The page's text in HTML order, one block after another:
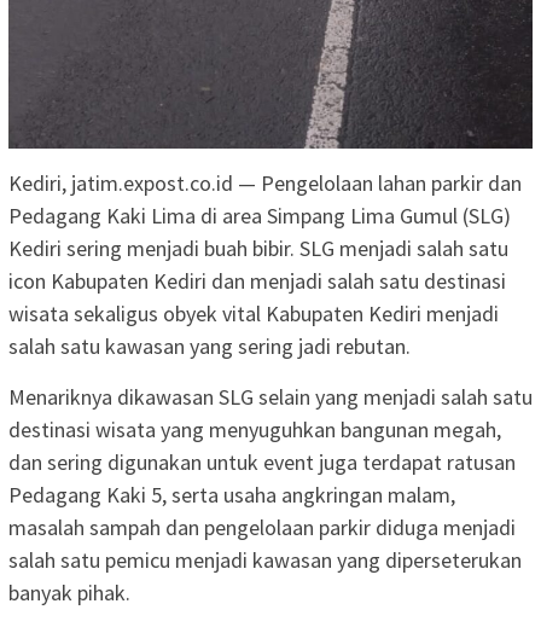
Kediri, jatim.expost.co.id — Pengelolaan lahan parkir dan
Pedagang Kaki Lima di area Simpang Lima Gumul (SLG)
Kediri sering menjadi buah bibir. SLG menjadi salah satu
icon Kabupaten Kediri dan menjadi salah satu destinasi
wisata sekaligus obyek vital Kabupaten Kediri menjadi
salah satu kawasan yang sering jadi rebutan.
Menariknya dikawasan SLG selain yang menjadi salah satu
destinasi wisata yang menyuguhkan bangunan megah,
dan sering digunakan untuk event juga terdapat ratusan
Pedagang Kaki 5, serta usaha angkringan malam,
masalah sampah dan pengelolaan parkir diduga menjadi
salah satu pemicu menjadi kawasan yang diperseterukan
banyak pihak.